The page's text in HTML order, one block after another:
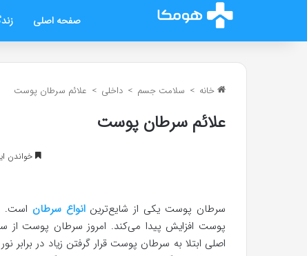
صفحه اصلی
خانه > سلامت جسم > داخلی > علائم سرطان پوست
علائم سرطان پوست
خواندن این مطلب
سرطان پوست یکی از شایع‌ترینانواع سرطان است.
پوست افزایش پیدا می‌کند. امروز سرطان پوست از
اصلی ابتلا به سرطان پوست قرار گرفتن زیاد در